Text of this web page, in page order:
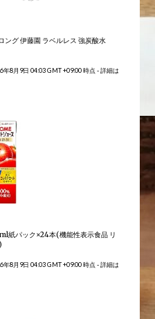
グ 伊藤園 ラベルレス 強炭酸水
年8月9日 04:03 GMT +09:00 時点 -詳細は
紙パック×24本(機能性表示食品 リ
年8月9日 04:03 GMT +09:00 時点 -詳細は